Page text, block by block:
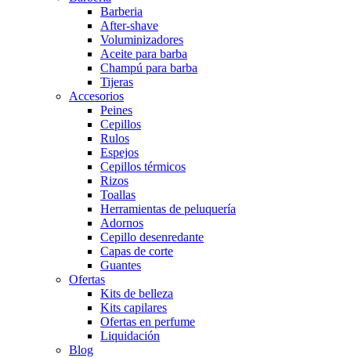
Barberia
After-shave
Voluminizadores
Aceite para barba
Champú para barba
Tijeras
Accesorios
Peines
Cepillos
Rulos
Espejos
Cepillos térmicos
Rizos
Toallas
Herramientas de peluquería
Adornos
Cepillo desenredante
Capas de corte
Guantes
Ofertas
Kits de belleza
Kits capilares
Ofertas en perfume
Liquidación
Blog